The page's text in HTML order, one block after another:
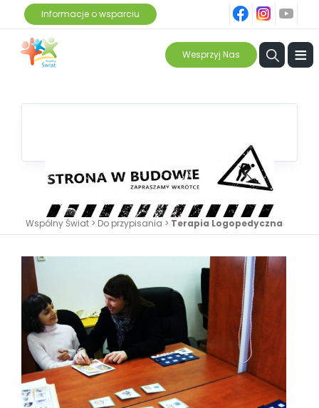
Informacje o wsparciu
ins
Wesprzyj Nas ≡
Wspólny Świat > Do przypisania > Terapia Logopedyczna